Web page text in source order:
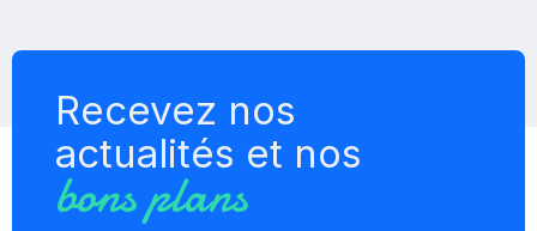
Recevez nos
actualités et nos
bons plans